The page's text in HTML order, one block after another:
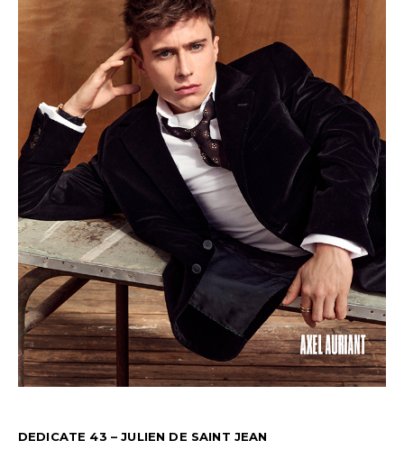
DEDICATE 43 – JULIEN DE SAINT JEAN